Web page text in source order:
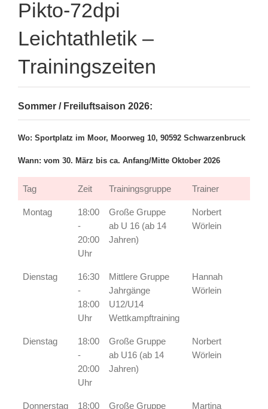
Leichtathletik –
Trainingszeiten
Sommer / Freiluftsaison 2026:
Wo: Sportplatz im Moor, Moorweg 10, 90592 Schwarzenbruck
Wann: vom 30. März bis ca. Anfang/Mitte Oktober 2026
Tag Zeit Trainingsgruppe Trainer
Montag
18:00
-
20:00
Uhr
Große Gruppe
ab U 16 (ab 14
Jahren)
Norbert
Wörlein
Dienstag
16:30
-
18:00
Uhr
Mittlere Gruppe
Jahrgänge
U12/U14
Wettkampftraining
Hannah
Wörlein
Dienstag
18:00
-
20:00
Uhr
Große Gruppe
ab U16 (ab 14
Jahren)
Norbert
Wörlein
Donnerstag
18:00
Große Gruppe
Martina